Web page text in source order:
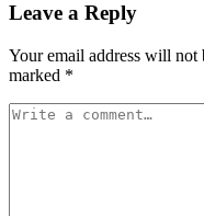
Leave a Reply
Your email address will not
marked *